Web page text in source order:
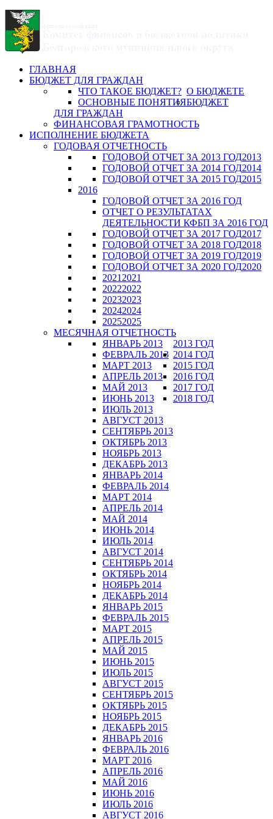
ГЛАВНАЯ
БЮДЖЕТ ДЛЯ ГРАЖДАН
О БЮДЖЕТЕ
ЧТО ТАКОЕ БЮДЖЕТ?
ОСНОВНЫЕ ПОНЯТИЯБЮДЖЕТ
ДЛЯ ГРАЖДАН
ФИНАНСОВАЯ ГРАМОТНОСТЬ
ИСПОЛНЕНИЕ БЮДЖЕТА
ГОДОВАЯ ОТЧЕТНОСТЬ
2013
ГОДОВОЙ ОТЧЕТ ЗА 2013 ГОД
2014
ГОДОВОЙ ОТЧЕТ ЗА 2014 ГОД
2015
ГОДОВОЙ ОТЧЕТ ЗА 2015 ГОД
2016
ГОДОВОЙ ОТЧЕТ ЗА 2016 ГОД
ОТЧЕТ О РЕЗУЛЬТАТАХ
ДЕЯТЕЛЬНОСТИ КФБП ЗА 2016 ГОД
2017
ГОДОВОЙ ОТЧЕТ ЗА 2017 ГОД
2018
ГОДОВОЙ ОТЧЕТ ЗА 2018 ГОД
2019
ГОДОВОЙ ОТЧЕТ ЗА 2019 ГОД
2020
ГОДОВОЙ ОТЧЕТ ЗА 2020 ГОД
2021
2021
2022
2022
2023
2023
2024
2024
2025
2025
МЕСЯЧНАЯ ОТЧЕТНОСТЬ
2013 ГОД
ЯНВАРЬ 2013
ФЕВРАЛЬ 2013
МАРТ 2013
АПРЕЛЬ 2013
МАЙ 2013
ИЮНЬ 2013
ИЮЛЬ 2013
АВГУСТ 2013
СЕНТЯБРЬ 2013
ОКТЯБРЬ 2013
НОЯБРЬ 2013
ДЕКАБРЬ 2013
2014 ГОД
ЯНВАРЬ 2014
ФЕВРАЛЬ 2014
МАРТ 2014
АПРЕЛЬ 2014
МАЙ 2014
ИЮНЬ 2014
ИЮЛЬ 2014
АВГУСТ 2014
СЕНТЯБРЬ 2014
ОКТЯБРЬ 2014
НОЯБРЬ 2014
ДЕКАБРЬ 2014
2015 ГОД
ЯНВАРЬ 2015
ФЕВРАЛЬ 2015
МАРТ 2015
АПРЕЛЬ 2015
МАЙ 2015
ИЮНЬ 2015
ИЮЛЬ 2015
АВГУСТ 2015
СЕНТЯБРЬ 2015
ОКТЯБРЬ 2015
НОЯБРЬ 2015
ДЕКАБРЬ 2015
2016 ГОД
ЯНВАРЬ 2016
ФЕВРАЛЬ 2016
МАРТ 2016
АПРЕЛЬ 2016
МАЙ 2016
ИЮНЬ 2016
ИЮЛЬ 2016
АВГУСТ 2016
2017 ГОД
2018 ГОД